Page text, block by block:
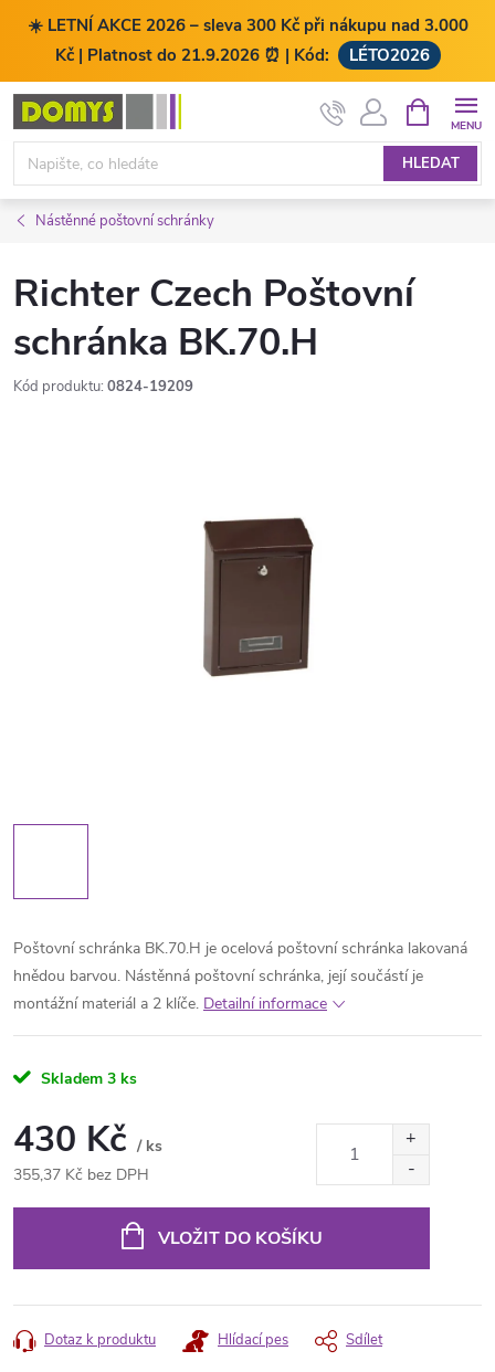
☀️ LETNÍ AKCE 2026 – sleva 300 Kč při nákupu nad 3.000
Kč | Platnost do 21.9.2026 ⏰ | Kód:
LÉTO2026
Přejít
obsah
HLEDAT
NÁKUPNÍ
KOŠÍK
Nástěnné poštovní schránky
Richter Czech Poštovní
schránka BK.70.H
Kód produktu: 0824-19209
Poštovní schránka BK.70.H je ocelová poštovní schránka lakovaná
hnědou barvou. Nástěnná poštovní schránka, její součástí je
montážní materiál a 2 klíče. Detailní informace
Skladem 3 ks
430 Kč / ks
355,37 Kč bez DPH
VLOŽIT DO KOŠÍKU
Dotaz k produktu Hlídací pes Sdílet